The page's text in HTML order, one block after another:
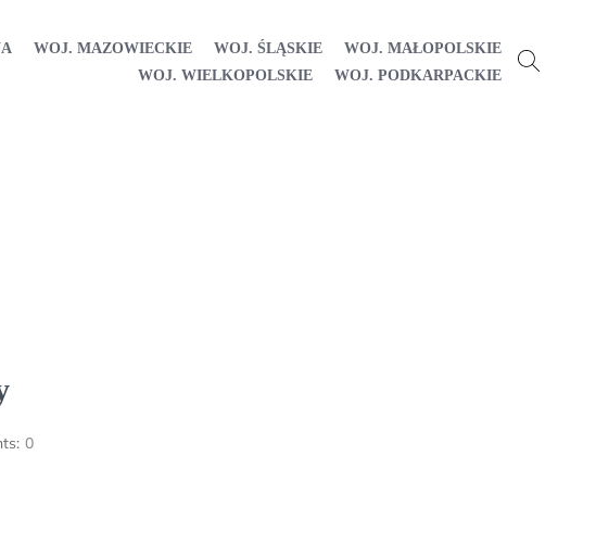
WOJ. MAZOWIECKIE WOJ. ŚLĄSKIE
WOJ. MAŁOPOLSKIE
WOJ. WIELKOPOLSKIE
WOJ. PODKARPACKIE
0